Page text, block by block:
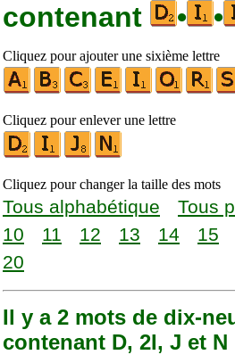
contenant
• •
Cliquez pour ajouter une sixième lettre
Cliquez pour enlever une lettre
Cliquez pour changer la taille des mots
Tous alphabétique Tous
10
11 12 13 14 15
20
Il y a 2 mots de dix-
contenant D, 2I, J et N